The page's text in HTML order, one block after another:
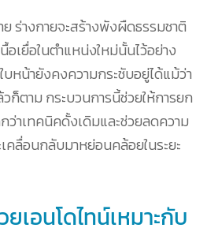
ร่างกายจะสร้างพังผืดธรรมชาติ
เยื่อในตำแหน่งใหม่นั้นไว้อย่าง
หน้ายังคงความกระชับอยู่ได้แม้ว่า
ก็ตาม กระบวนการนี้ช่วยให้การยก
ว่าเทคนิคดั้งเดิมและช่วยลดความ
คลื่อนกลับมาหย่อนคล้อยในระยะ
เอนโดไทน์เหมาะกับ